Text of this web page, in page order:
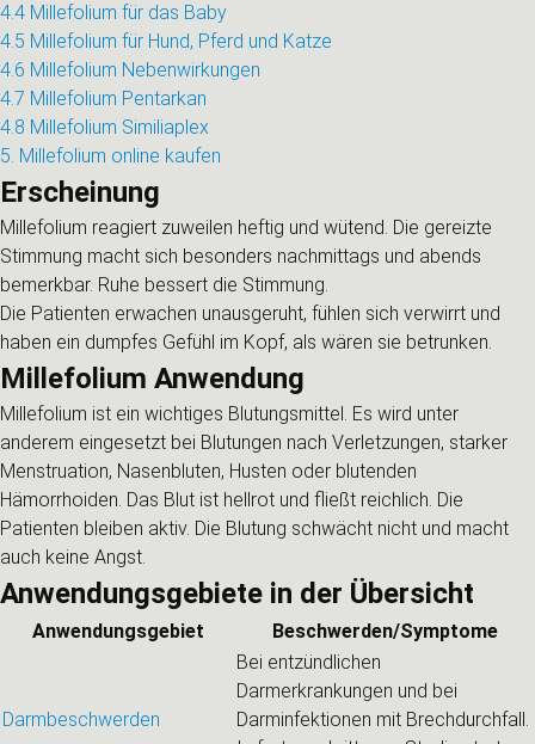
4.4 Millefolium für das Baby
4.5 Millefolium für Hund, Pferd und Katze
4.6 Millefolium Nebenwirkungen
4.7 Millefolium Pentarkan
4.8 Millefolium Similiaplex
5. Millefolium online kaufen
Erscheinung
Millefolium reagiert zuweilen heftig und wütend. Die gereizte
Stimmung macht sich besonders nachmittags und abends
bemerkbar. Ruhe bessert die Stimmung.
Die Patienten erwachen unausgeruht, fühlen sich verwirrt und
haben ein dumpfes Gefühl im Kopf, als wären sie betrunken.
Millefolium Anwendung
Millefolium ist ein wichtiges Blutungsmittel. Es wird unter
anderem eingesetzt bei Blutungen nach Verletzungen, starker
Menstruation, Nasenbluten, Husten oder blutenden
Hämorrhoiden. Das Blut ist hellrot und fließt reichlich. Die
Patienten bleiben aktiv. Die Blutung schwächt nicht und macht
auch keine Angst.
Anwendungsgebiete in der Übersicht
Anwendungsgebiet Beschwerden/Symptome
Darmbeschwerden
Bei entzündlichen
Darmerkrankungen und bei
Darminfektionen mit Brechdurchfall.